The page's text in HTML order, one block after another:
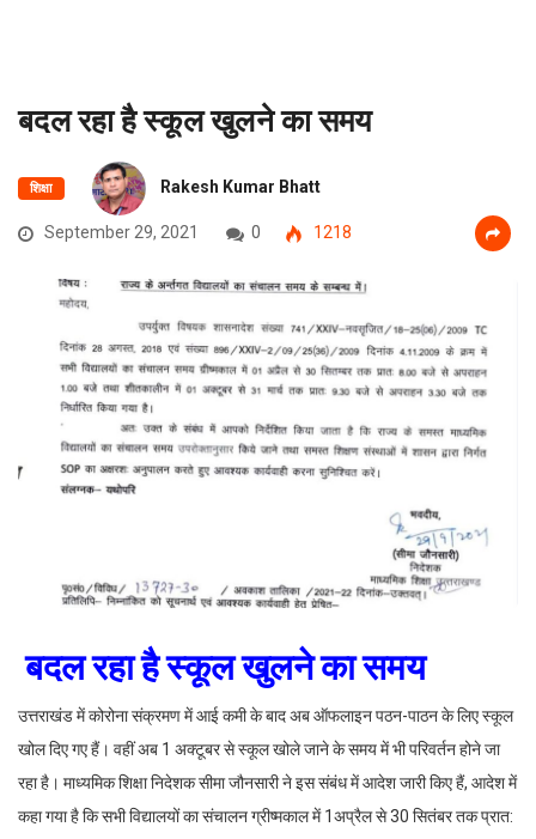
बदल रहा है स्कूल खुलने का समय
शिक्षा Rakesh Kumar Bhatt
September 29, 2021 0 1218
बदल रहा है स्कूल खुलने का समय
उत्तराखंड में कोरोना संक्रमण में आई कमी के बाद अब ऑफलाइन पठन-पाठन के लिए स्कूल
खोल दिए गए हैं। वहीं अब 1 अक्टूबर से स्कूल खोले जाने के समय में भी परिवर्तन होने जा
रहा है। माध्यमिक शिक्षा निदेशक सीमा जौनसारी ने इस संबंध में आदेश जारी किए हैं, आदेश में
कहा गया है कि सभी विद्यालयों का संचालन ग्रीष्मकाल में 1अप्रैल से 30 सितंबर तक प्रात: